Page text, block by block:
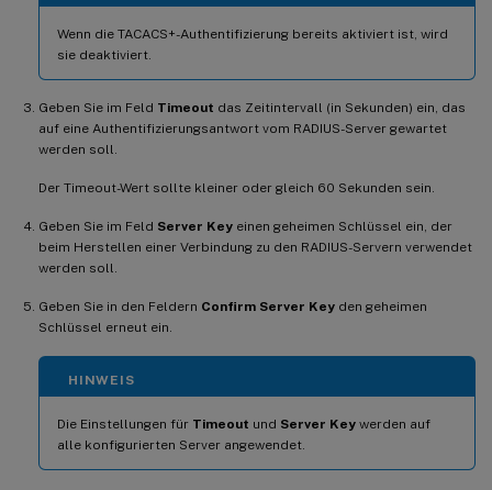
Wenn die TACACS+-Authentifizierung bereits aktiviert ist, wird
sie deaktiviert.
Geben Sie im Feld Timeout das Zeitintervall (in Sekunden) ein, das
auf eine Authentifizierungsantwort vom RADIUS-Server gewartet
werden soll.
Der Timeout-Wert sollte kleiner oder gleich 60 Sekunden sein.
Geben Sie im Feld Server Key einen geheimen Schlüssel ein, der
beim Herstellen einer Verbindung zu den RADIUS-Servern verwendet
werden soll.
Geben Sie in den Feldern Confirm Server Key den geheimen
Schlüssel erneut ein.
HINWEIS
Die Einstellungen für Timeout und Server Key werden auf
alle konfigurierten Server angewendet.